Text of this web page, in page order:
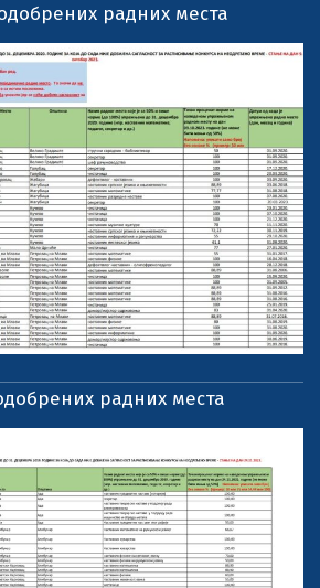
радних места
радних места